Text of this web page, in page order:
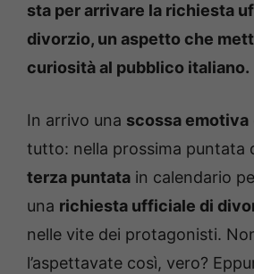
sta per arrivare la richiesta
divorzio, un aspetto che
curiosità al pubblico italiano.
In arrivo una scossa emotiva
tutto: nella prossima puntata
terza puntata in calendario
una richiesta ufficiale di
nelle vite dei protagonisti.
l’aspettavate così, vero?